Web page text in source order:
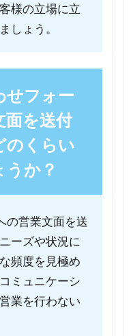
様の立場に立
しょう。
せフォー
面を送付
のくらい
うか？
の営業文面を送
ーズや状況に
頻度を見極め
ミュニケーシ
業を行わない